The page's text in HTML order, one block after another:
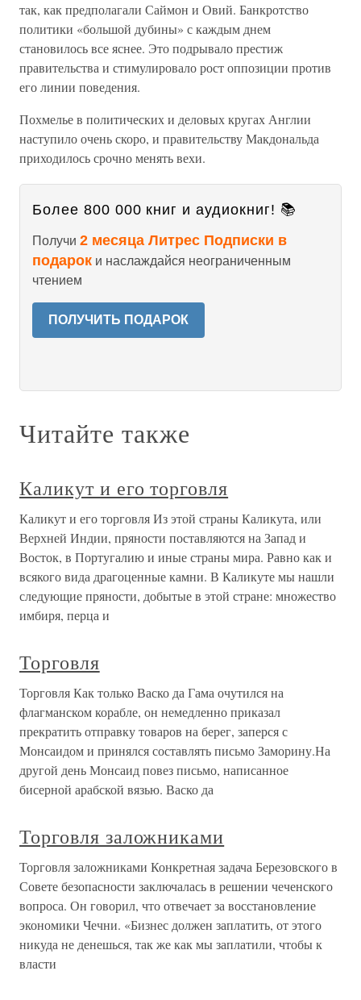
так, как предполагали Саймон и Овий. Банкротство
политики «большой дубины» с каждым днем
становилось все яснее. Это подрывало престиж
правительства и стимулировало рост оппозиции против
его линии поведения.
Похмелье в политических и деловых кругах Англии
наступило очень скоро, и правительству Макдональда
приходилось срочно менять вехи.
Более 800 000 книг и аудиокниг! 📚
Получи 2 месяца Литрес Подписки в
подарок и наслаждайся неограниченным
чтением
ПОЛУЧИТЬ ПОДАРОК
Читайте также
Каликут и его торговля
Каликут и его торговля Из этой страны Каликута, или
Верхней Индии, пряности поставляются на Запад и
Восток, в Португалию и иные страны мира. Равно как и
всякого вида драгоценные камни. В Каликуте мы нашли
следующие пряности, добытые в этой стране: множество
имбиря, перца и
Торговля
Торговля Как только Васко да Гама очутился на
флагманском корабле, он немедленно приказал
прекратить отправку товаров на берег, заперся с
Монсаидом и принялся составлять письмо Заморину.На
другой день Монсаид повез письмо, написанное
бисерной арабской вязью. Васко да
Торговля заложниками
Торговля заложниками Конкретная задача Березовского в
Совете безопасности заключалась в решении чеченского
вопроса. Он говорил, что отвечает за восстановление
экономики Чечни. «Бизнес должен заплатить, от этого
никуда не денешься, так же как мы заплатили, чтобы к
власти